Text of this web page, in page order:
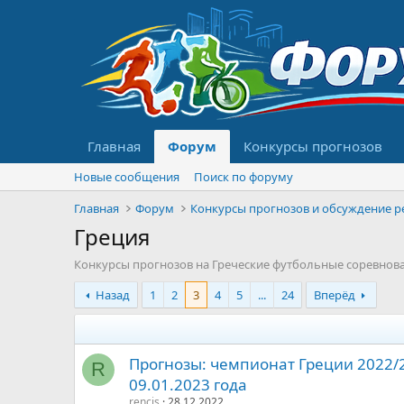
Главная Форум Конкурсы прогнозов
Новые сообщения
Поиск по форуму
Главная
Форум
Греция
Конкурсы прогнозов на Греческие футбольные
Назад
1 2 3 4 5 ... 24 Вперёд
R
Прогнозы: чемпионат Греции 2022/
09.01.2023 года